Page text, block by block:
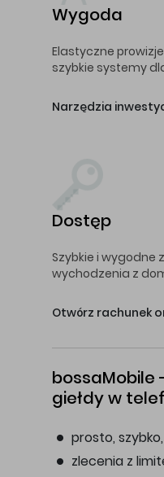
Wygoda
Elastyczne
szybkie systemy
Narzędzia
Dostęp
Szybkie i wygodne
wychodzenia z
Otwórz rachunek
bossaMobile
giełdy w
prosto,
zlecenia z